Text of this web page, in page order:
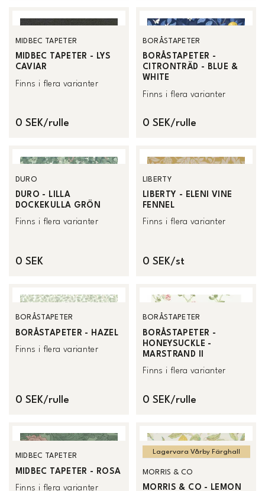
MIDBEC TAPETER
MIDBEC TAPETER - LYS
CAVIAR
Finns i flera varianter
0 SEK/rulle
BORÅSTAPETER
BORÅSTAPETER -
CITRONTRÄD - BLUE &
WHITE
Finns i flera varianter
0 SEK/rulle
DURO
DURO - LILLA
DOCKEKULLA GRÖN
Finns i flera varianter
0 SEK
LIBERTY
LIBERTY - ELENI VINE
FENNEL
Finns i flera varianter
0 SEK/st
BORÅSTAPETER
BORÅSTAPETER - HAZEL
Finns i flera varianter
0 SEK/rulle
BORÅSTAPETER
BORÅSTAPETER -
HONEYSUCKLE -
MARSTRAND II
Finns i flera varianter
0 SEK/rulle
MIDBEC TAPETER
MIDBEC TAPETER - ROSA
Finns i flera varianter
Lagervara Vårby Färghall
MORRIS & CO
MORRIS & CO - LEMON